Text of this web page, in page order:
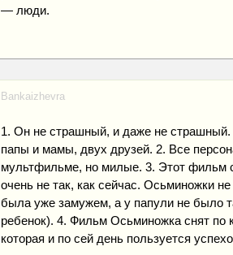
— люди.
Bankaizhevra
1. Он не страшный, и даже не
папы и мамы, двух друзей. 2. Все
мультфильме, но милые. 3. Этот фильм
очень не так, как сейчас. Осьминожки
была уже замужем, а у папули не было
ребенок). 4. Фильм Осьминожка снят по
которая и по сей день пользуется